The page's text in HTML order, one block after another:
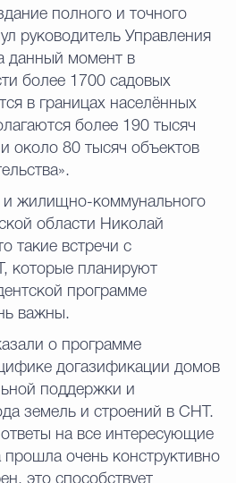
полного и точного
руководитель Управления
данный момент в
более 1700 садовых
в границах населённых
более 190 тысяч
около 80 тысяч объектов
и жилищно-коммунального
области Николай
такие встречи с
которые планируют
программе
важны.
о программе
догазификации домов
поддержки и
земель и строений в СНТ.
на все интересующие
очень конструктивно
это способствует